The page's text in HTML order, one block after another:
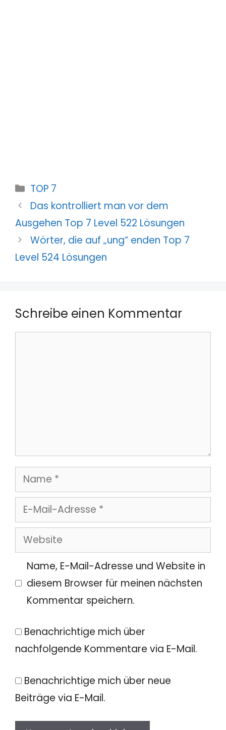
Kategorien
TOP 7
Das kontrolliert man vor dem
Ausgehen Top 7 Level 522 Lösungen
Wörter, die auf „ung“ enden Top 7
Level 524 Lösungen
Schreibe einen Kommentar
Name
E-
Mail-
Adresse
Website
Name, E-Mail-Adresse und Website in
diesem Browser für meinen nächsten
Kommentar speichern.
Benachrichtige mich über
nachfolgende Kommentare via E-Mail.
Benachrichtige mich über neue
Beiträge via E-Mail.